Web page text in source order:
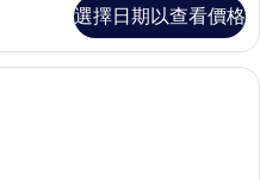
選擇日期以查看價格
1 間臥室、迷你吧、客房內保險箱、書